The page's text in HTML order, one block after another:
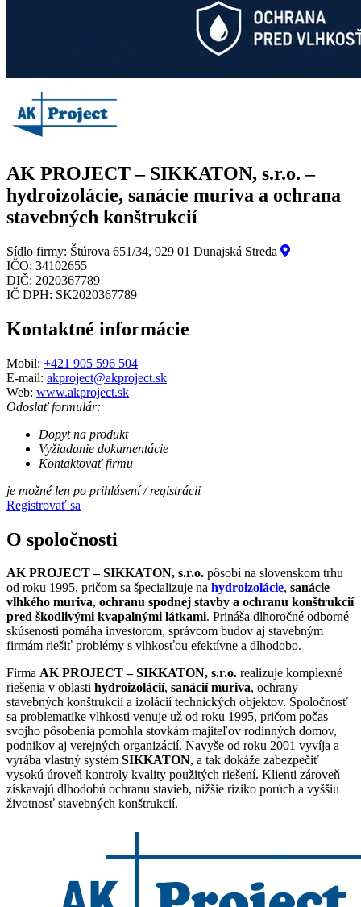
AK PROJECT – SIKKATON, s.r.o. –
hydroizolácie, sanácie muriva a ochrana
stavebných konštrukcií
Sídlo firmy: Štúrova 651/34, 929 01 Dunajská Streda
IČO: 34102655
DIČ: 2020367789
IČ DPH: SK2020367789
Kontaktné informácie
Mobil: +421 905 596 504
E-mail: akproject@akproject.sk
Web: www.akproject.sk
Odoslať formulár:
Dopyt na produkt
Vyžiadanie dokumentácie
Kontaktovať firmu
je možné len po prihlásení / registrácii
Registrovať sa
O spoločnosti
AK PROJECT – SIKKATON, s.r.o. pôsobí na slovenskom trhu
od roku 1995, pričom sa špecializuje na hydroizolácie, sanácie
vlhkého muriva, ochranu spodnej stavby a ochranu konštrukcií
pred škodlivými kvapalnými látkami. Prináša dlhoročné odborné
skúsenosti pomáha investorom, správcom budov aj stavebným
firmám riešiť problémy s vlhkosťou efektívne a dlhodobo.
Firma AK PROJECT – SIKKATON, s.r.o. realizuje komplexné
riešenia v oblasti hydroizolácií, sanácií muriva, ochrany
stavebných konštrukcií a izolácií technických objektov. Spoločnosť
sa problematike vlhkosti venuje už od roku 1995, pričom počas
svojho pôsobenia pomohla stovkám majiteľov rodinných domov,
podnikov aj verejných organizácií. Navyše od roku 2001 vyvíja a
vyrába vlastný systém SIKKATON, a tak dokáže zabezpečiť
vysokú úroveň kontroly kvality použitých riešení. Klienti zároveň
získavajú dlhodobú ochranu stavieb, nižšie riziko porúch a vyššiu
životnosť stavebných konštrukcií.